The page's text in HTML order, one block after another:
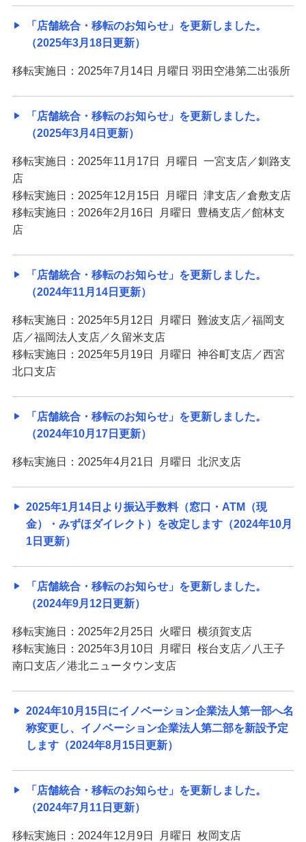
「店舗統合・移転のお知らせ」を更新しました。
（2025年3月18日更新）
移転実施日：2025年7月14日 月曜日 羽田空港第二出張所
「店舗統合・移転のお知らせ」を更新しました。
（2025年3月4日更新）
移転実施日：2025年11月17日 月曜日 一宮支店／釧路支
店
移転実施日：2025年12月15日 月曜日 津支店／倉敷支店
移転実施日：2026年2月16日 月曜日 豊橋支店／館林支
店
「店舗統合・移転のお知らせ」を更新しました。
（2024年11月14日更新）
移転実施日：2025年5月12日 月曜日 難波支店／福岡支
店／福岡法人支店／久留米支店
移転実施日：2025年5月19日 月曜日 神谷町支店／西宮
北口支店
「店舗統合・移転のお知らせ」を更新しました。
（2024年10月17日更新）
移転実施日：2025年4月21日 月曜日 北沢支店
2025年1月14日より振込手数料（窓口・ATM（現
金）・みずほダイレクト）を改定します（2024年10月
1日更新）
「店舗統合・移転のお知らせ」を更新しました。
（2024年9月12日更新）
移転実施日：2025年2月25日 火曜日 横須賀支店
移転実施日：2025年3月10日 月曜日 桜台支店／八王子
南口支店／港北ニュータウン支店
2024年10月15日にイノベーション企業法人第一部へ名
称変更し、イノベーション企業法人第二部を新設予定
します（2024年8月15日更新）
「店舗統合・移転のお知らせ」を更新しました。
（2024年7月11日更新）
移転実施日：2024年12月9日 月曜日 枚岡支店